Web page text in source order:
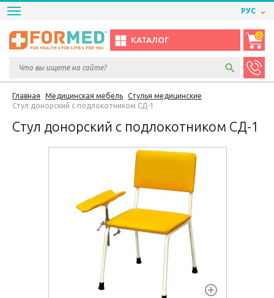
РУС
КАТАЛОГ
0
Главная Медицинская мебель
Стулья медицинские
Стул донорский с подлокотником СД-1
Стул донорский с подлокотником СД-1